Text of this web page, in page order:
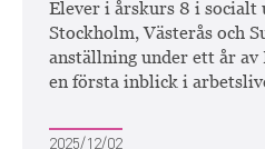
Elever i årskurs 8 i socialt
Stockholm, Västerås och
anställning under ett år
en första inblick i
2025/12/02